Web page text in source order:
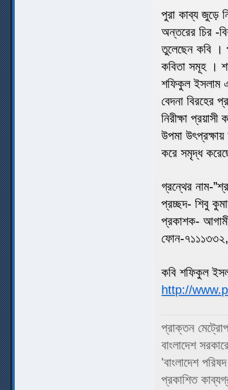
পুরা কাব্য জুড়ে
অন্তরের চির -
তুলেছেন কবি ।
কবিতা সমূহ ।
শফিকুল ইসলাম
বেদনা বিরহের
নিরীক্ষা
উপমা
করে সমৃদ্ধ
গ্রন্থের নাম-
প্রচ্ছদ- শিবু
প্রকাশক-
ফোন-
কবি শফিকুল
http://
প্রাক্তন
বাংলাদেশ
'বাংলাদেশ
প্রকাশিত